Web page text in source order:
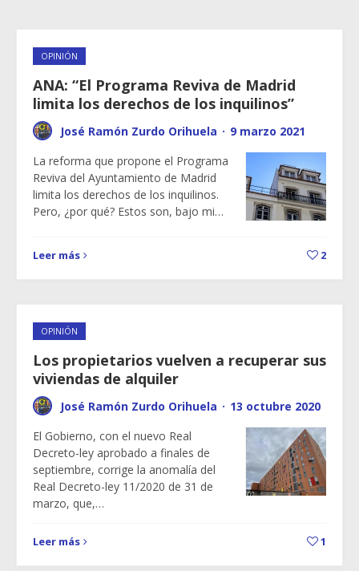
OPINIÓN
ANA: “El Programa Reviva de Madrid
limita los derechos de los inquilinos”
José Ramón Zurdo Orihuela · 9 marzo 2021
La reforma que propone el Programa
Reviva del Ayuntamiento de Madrid
limita los derechos de los inquilinos.
Pero, ¿por qué? Estos son, bajo mi…
Leer más 2
OPINIÓN
Los propietarios vuelven a recuperar sus
viviendas de alquiler
José Ramón Zurdo Orihuela · 13 octubre 2020
El Gobierno, con el nuevo Real
Decreto-ley aprobado a finales de
septiembre, corrige la anomalía del
Real Decreto-ley 11/2020 de 31 de
marzo, que,…
Leer más 1